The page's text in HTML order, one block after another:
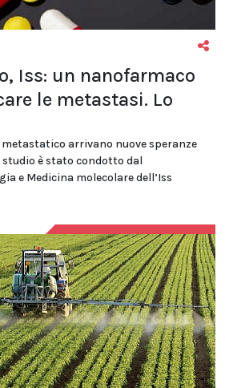
Iss: un nanofarmaco
le metastasi. Lo
arrivano nuove speranze
è stato condotto dal
e Medicina molecolare dell’Iss